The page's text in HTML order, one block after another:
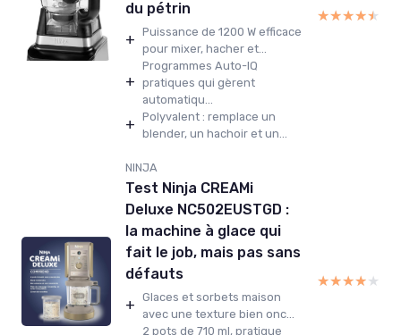
du pétrin
+ Puissance de 1200 W efficace
pour mixer, hacher et...
+
Programmes Auto-IQ
pratiques qui gèrent
automatiqu...
+ Polyvalent : remplace un
blender, un hachoir et un...
★★★★★
★★★★★
NINJA
Test Ninja CREAMi
Deluxe NC502EUSTGD :
la machine à glace qui
fait le job, mais pas sans
défauts
+ Glaces et sorbets maison
avec une texture bien onc...
2 pots de 710 ml, pratique
★★★★★
★★★★★